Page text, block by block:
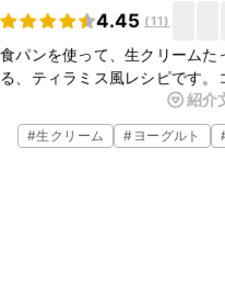
4.45 (11)
食パンを使って、生クリーム
る、ティラミス風レシピです
り生地と、コクと酸味が感じ
べてみてくださいね。
紹介
#生クリーム #ヨーグルト